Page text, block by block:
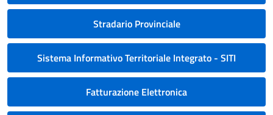
Stradario Provinciale
Sistema Informativo Territoriale Integrato - SITI
Fatturazione Elettronica